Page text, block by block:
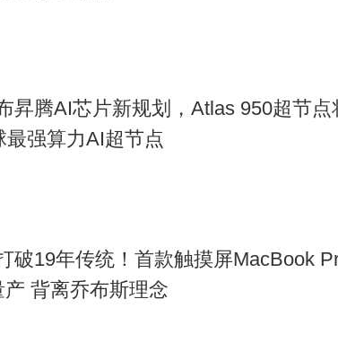
昇腾AI芯片新规划，Atlas 950超节点
最强算力AI超节点
破19年传统！首款触摸屏MacBook
产 背离乔布斯理念